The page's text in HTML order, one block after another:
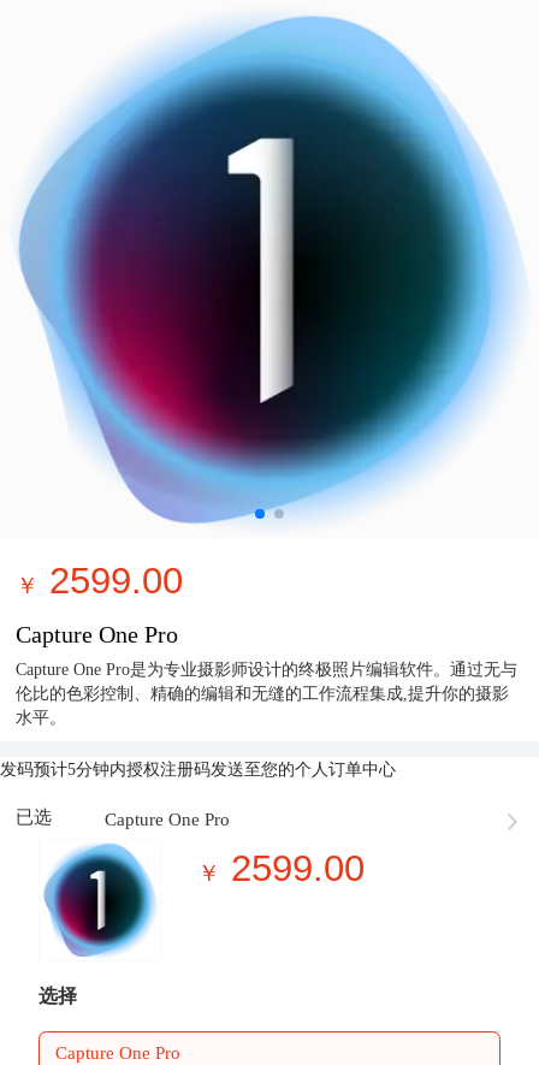
￥ 2599.00
Capture One Pro
Capture One Pro是为专业摄影师设计的终极照片编辑软件。通过无与
伦比的色彩控制、精确的编辑和无缝的工作流程集成,提升你的摄影
水平。
发码预计5分钟内授权注册码发送至您的个人订单中心
已选 Capture One Pro
￥ 2599.00
选择
Capture One Pro